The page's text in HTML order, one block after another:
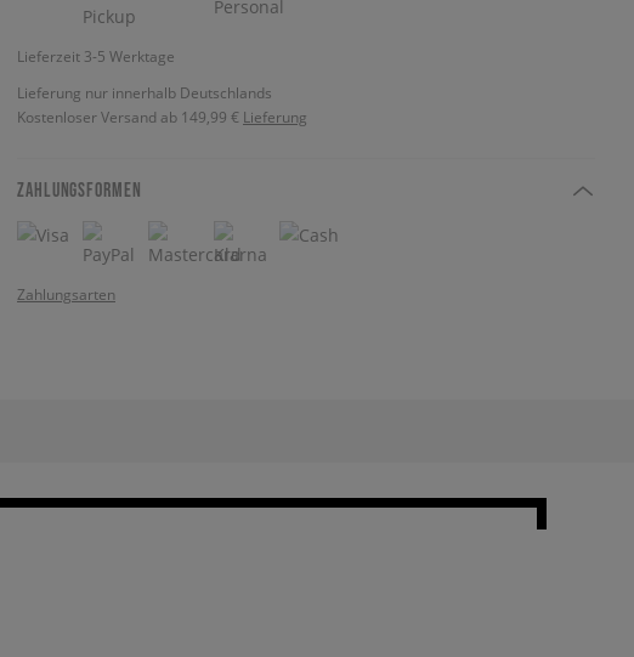
Lieferzeit 3-5 Werktage
Lieferung nur innerhalb Deutschlands
Kostenloser Versand ab 149,99 € Lieferung
ZAHLUNGSFORMEN
Zahlungsarten